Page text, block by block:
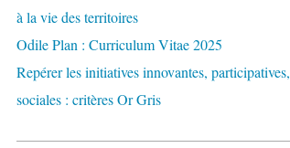
à la vie des territoires
Odile Plan : Curriculum Vitae 2025
Repérer les initiatives innovantes, participatives,
sociales : critères Or Gris